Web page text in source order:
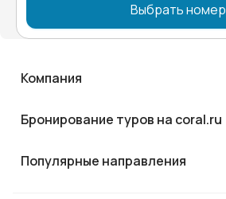
Выбрать номер
Компания
Бронирование туров на coral.ru
Популярные направления